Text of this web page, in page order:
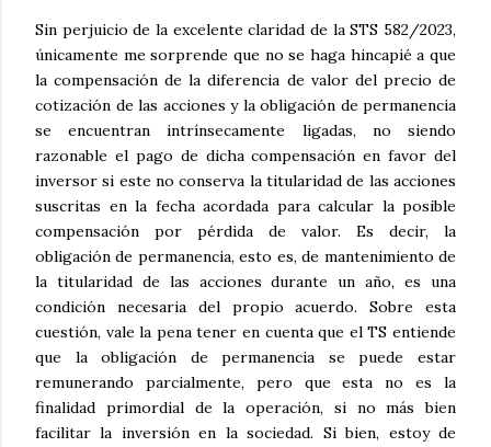
Sin perjuicio de la excelente claridad de la STS 582/2023,
únicamente me sorprende que no se haga hincapié a que
la compensación de la diferencia de valor del precio de
cotización de las acciones y la obligación de permanencia
se encuentran intrínsecamente ligadas, no siendo
razonable el pago de dicha compensación en favor del
inversor si este no conserva la titularidad de las acciones
suscritas en la fecha acordada para calcular la posible
compensación por pérdida de valor. Es decir, la
obligación de permanencia, esto es, de mantenimiento de
la titularidad de las acciones durante un año, es una
condición necesaria del propio acuerdo. Sobre esta
cuestión, vale la pena tener en cuenta que el TS entiende
que la obligación de permanencia se puede estar
remunerando parcialmente, pero que esta no es la
finalidad primordial de la operación, si no más bien
facilitar la inversión en la sociedad. Si bien, estoy de